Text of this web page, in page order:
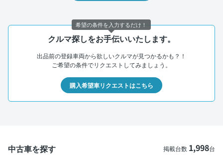
クルマ探しをお手伝いいたします。
出品前の登録車両から欲しいクルマが見つかるかも？！
ご希望の条件でリクエストしてみましょう。
購入希望車リクエストはこちら
中古車を探す 掲載台数 1,998台
希望の条件を入力するだけ！